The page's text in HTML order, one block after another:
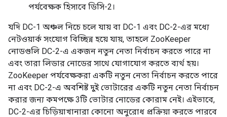
পর্যবেক্ষক হিসাবে ডিসি-2।
যদি DC-1 অঞ্চল নিচে চলে যায় বা DC-1 এবং DC-2-এর মধ্যে
নেটওয়ার্ক সংযোগ বিচ্ছিন্ন হয়ে যায়, তাহলে ZooKeeper
নোডগুলি DC-2-এ একজন নতুন নেতা নির্বাচন করতে পারে না
এবং তারা লিডার নোডের সাথে যোগাযোগ করতে ব্যর্থ হয়।
ZooKeeper পর্যবেক্ষকরা একটি নতুন নেতা নির্বাচন করতে পারে
না এবং DC-2-এ অবশিষ্ট দুই ভোটারের একটি নতুন নেতা নির্বাচন
করার জন্য কমপক্ষে 3টি ভোটার নোডের কোরাম নেই। এইভাবে,
DC-2-এর চিড়িয়াখানারা কোনো অনুরোধ প্রক্রিয়া করতে পারবে